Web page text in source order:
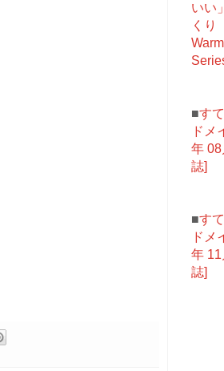
いい
く
■す
ドメ
年
誌]
■す
ドメ
年
誌]